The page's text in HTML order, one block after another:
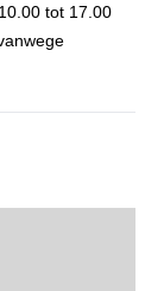
tot 17.00